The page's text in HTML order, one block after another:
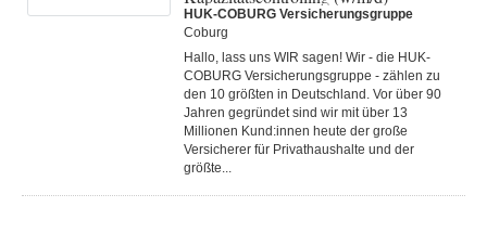
HUK-COBURG Versicherungsgruppe
Coburg
Hallo, lass uns WIR sagen! Wir - die HUK-
COBURG Versicherungsgruppe - zählen zu
den 10 größten in Deutschland. Vor über 90
Jahren gegründet sind wir mit über 13
Millionen Kund:innen heute der große
Versicherer für Privathaushalte und der
größte...